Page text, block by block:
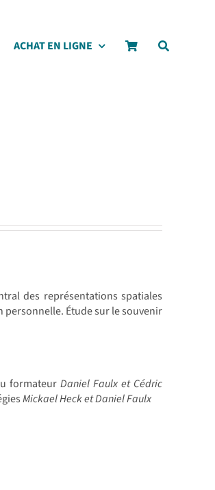
ACHAT EN LIGNE
des représentations spatiales
personnelle. Étude sur le souvenir
formateur Daniel Faulx et Cédric
Mickael Heck et Daniel Faulx